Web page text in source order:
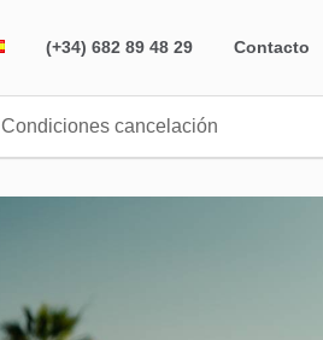
(+34) 682 89 48 29 Contacto
Condiciones cancelación